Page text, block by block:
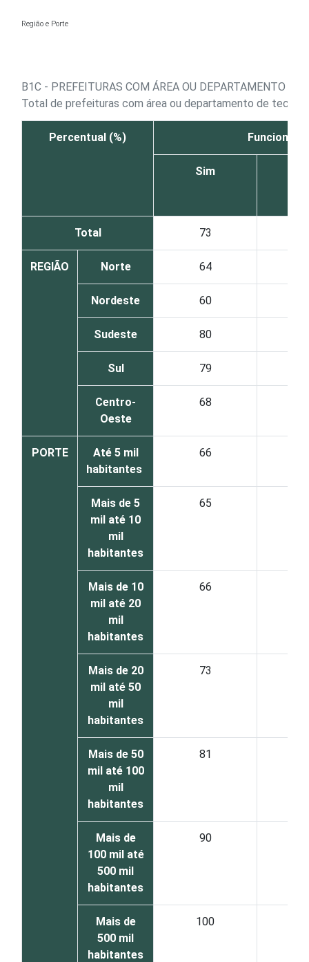
Região e Porte
B1C - PREFEITURAS COM ÁREA OU DEPARTAMENTO
Total de prefeituras com área ou departamento de
Percentual (%)
Sim
Total 73
REGIÃO Norte 64
Nordeste 60
Sudeste 80
Sul 79
Centro-
Oeste
68
PORTE
Até 5 mil
habitantes
66
Mais de 5
mil até 10
mil
habitantes
65
Mais de 10
mil até 20
mil
habitantes
66
Mais de 20
mil até 50
mil
habitantes
73
Mais de 50
mil até 100
mil
habitantes
81
Mais de
100 mil até
500 mil
habitantes
90
Mais de
500 mil
habitantes
100